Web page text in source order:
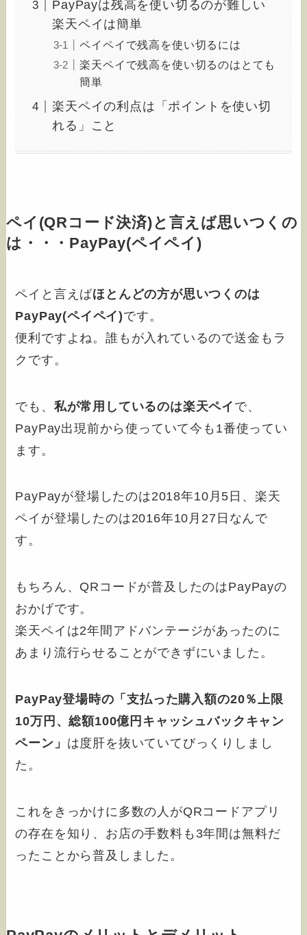
PayPayは残高を使い切るのが難しい
楽天ペイは簡単
ペイペイで残高を使い切るには
楽天ペイで残高を使い切るのはとても
簡単
楽天ペイの利点は「ポイントを使い切
れる」こと
ペイ(QRコード決済)と言えば思いつくの
は・・・PayPay(ペイペイ)
ペイと言えばほとんどの方が思いつくのは
PayPay(ペイペイ)です。
便利ですよね。誰もが入れているので送金もラ
クです。
でも、 私が常用しているのは楽天ペイ で、
PayPay出現前から使っていて今も1番使ってい
ます。
PayPayが登場したのは2018年10月5日、楽天
ペイが登場したのは2016年10月27日なんで
す。
もちろん、QRコードが普及したのはPayPayの
おかげです。
楽天ペイは2年間アドバンテージがあったのに
あまり流行らせることができずにいました。
PayPay登場時の「支払った購入額の20％上限
10万円、総額100億円キャッシュバックキャン
ペーン」 は度肝を抜いていてびっくりしまし
た。
これをきっかけに多数の人がQRコードアプリ
の存在を知り、お店の手数料も3年間は無料だ
ったことから普及しました。